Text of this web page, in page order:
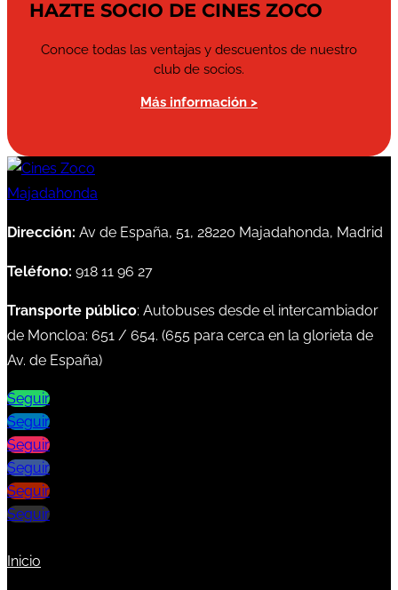
HAZTE SOCIO DE CINES ZOCO
Conoce todas las ventajas y descuentos de nuestro
club de socios.
Más información >
Dirección: Av de España, 51, 28220 Majadahonda, Madrid
Teléfono: 918 11 96 27
Transporte público: Autobuses desde el intercambiador
de Moncloa: 651 / 654. (655 para cerca en la glorieta de
Av. de España)
Seguir
Seguir
Seguir
Seguir
Seguir
Seguir
Inicio